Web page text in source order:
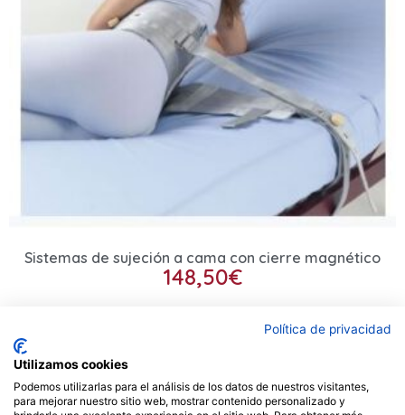
Sistemas de sujeción a cama con cierre magnético
148,50€
Seleccionar opciones
Contacto
Política de privacidad
Utilizamos cookies
Podemos utilizarlas para el análisis de los datos de nuestros visitantes,
para mejorar nuestro sitio web, mostrar contenido personalizado y